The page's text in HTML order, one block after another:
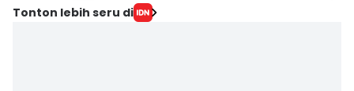
Editor
Tonton lebih seru di